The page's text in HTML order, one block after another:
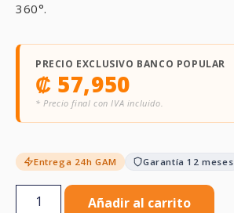
360°.
PRECIO EXCLUSIVO BANCO POPULAR
₡ 57,950
* Precio final con IVA incluido.
Entrega 24h GAM Garantía 12 meses
Añadir al carrito